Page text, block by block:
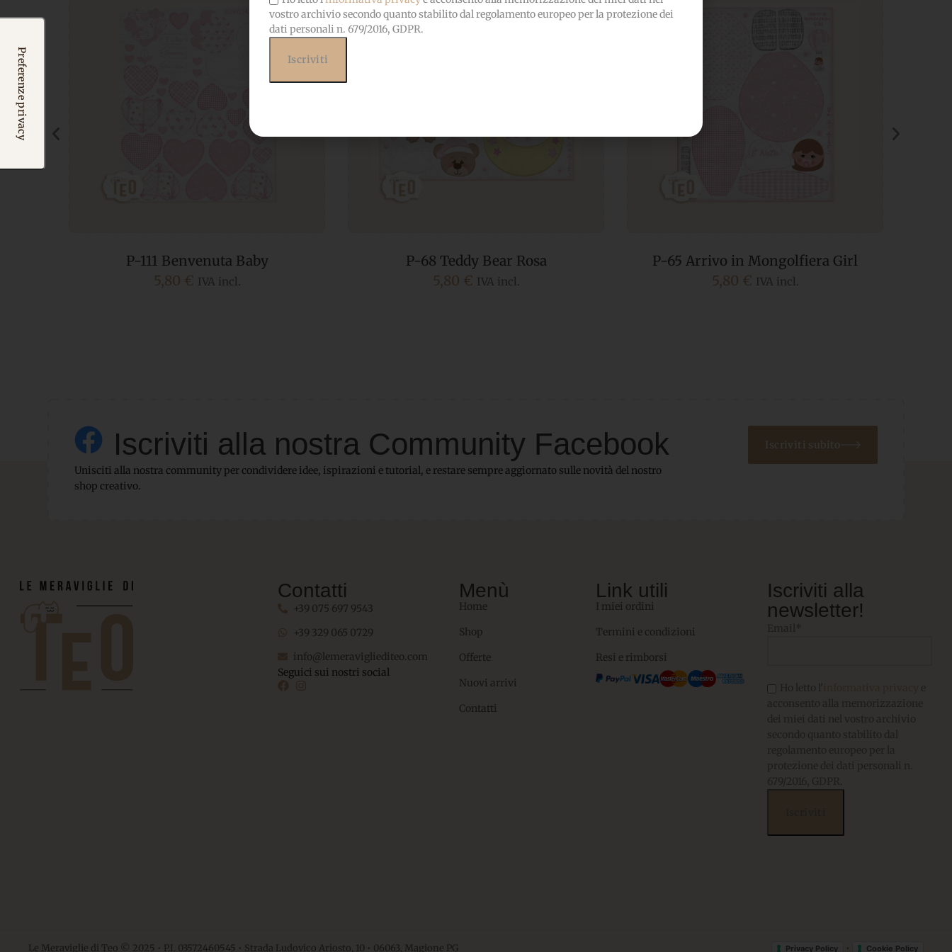
P-111 Benvenuta Baby
5,80 € IVA incl.
P-68 Teddy Bear Rosa
5,80 € IVA incl.
P-65 Arrivo in Mongolfiera Girl
5,80 € IVA incl.
Iscriviti alla nostra Community Facebook
Unisciti alla nostra community per condividere idee, ispirazioni e tutorial, e restare sempre aggiornato sulle novità del nostro
shop creativo.
Iscriviti subito
Contatti
+39 075 697 9543
+39 329 065 0729
info@lemeravigliediteo.com
Seguici sui nostri social
Menù
Home
Shop
Offerte
Nuovi arrivi
Contatti
Link utili
I miei ordini
Termini e condizioni
Resi e rimborsi
Iscriviti alla
newsletter!
Le Meraviglie di Teo © 2025 • P.I. 03572460545 • Strada Ludovico Ariosto, 10 • 06063, Magione PG Privacy Policy • Cookie Policy
vostro archivio secondo quanto stabilito dal regolamento europeo per la protezione dei
dati personali n. 679/2016, GDPR.